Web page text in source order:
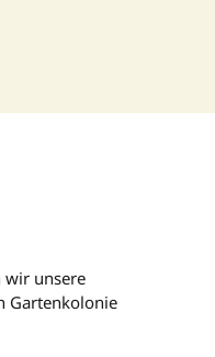
wir unsere
Gartenkolonie